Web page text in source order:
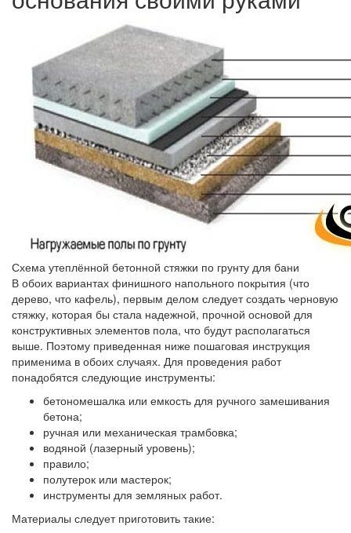
Схема утеплённой бетонной стяжки по грунту для бани
В обоих вариантах финишного напольного покрытия (что
дерево, что кафель), первым делом следует создать черновую
стяжку, которая бы стала надежной, прочной основой для
конструктивных элементов пола, что будут располагаться
выше. Поэтому приведенная ниже пошаговая инструкция
применима в обоих случаях. Для проведения работ
понадобятся следующие инструменты:
бетономешалка или емкость для ручного замешивания
бетона;
ручная или механическая трамбовка;
водяной (лазерный уровень);
правило;
полутерок или мастерок;
инструменты для земляных работ.
Материалы следует приготовить такие: